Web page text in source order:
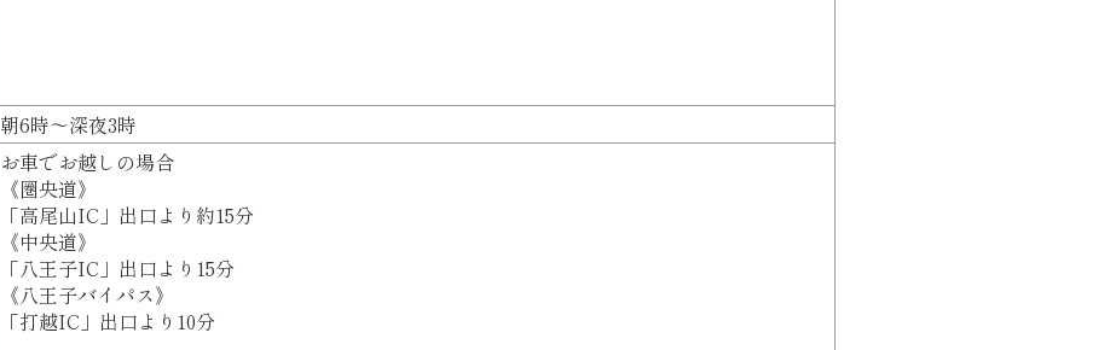
朝6時～深夜3時
お車でお越しの場合
《圏央道》
「高尾山IC」出口より約15分
《中央道》
「八王子IC」出口より15分
《八王子バイパス》
「打越IC」出口より10分